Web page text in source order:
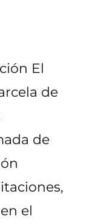
El
de
de
el